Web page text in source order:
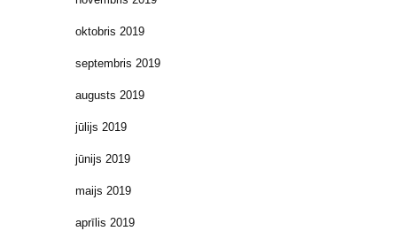
oktobris 2019
septembris 2019
augusts 2019
jūlijs 2019
jūnijs 2019
maijs 2019
aprīlis 2019